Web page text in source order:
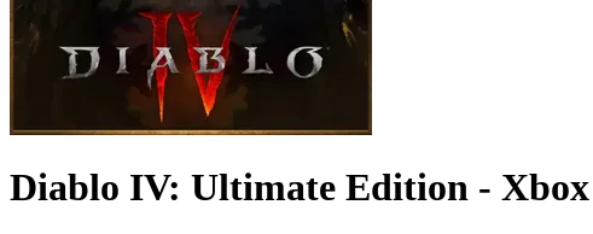
Diablo IV: Ultimate Edition - Xbox